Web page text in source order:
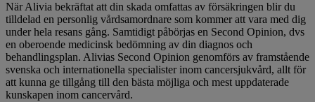
När Alivia bekräftat att din skada omfattas av försäkringen blir du
tilldelad en personlig vårdsamordnare som kommer att vara med dig
under hela resans gång. Samtidigt påbörjas en Second Opinion, dvs
en oberoende medicinsk bedömning av din diagnos och
behandlingsplan. Alivias Second Opinion genomförs av framstående
svenska och internationella specialister inom cancersjukvård, allt för
att kunna ge tillgång till den bästa möjliga och mest uppdaterade
kunskapen inom cancervård.